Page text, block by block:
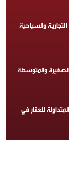
والسياحية
والمتوسطة
المتداولة للعقار في